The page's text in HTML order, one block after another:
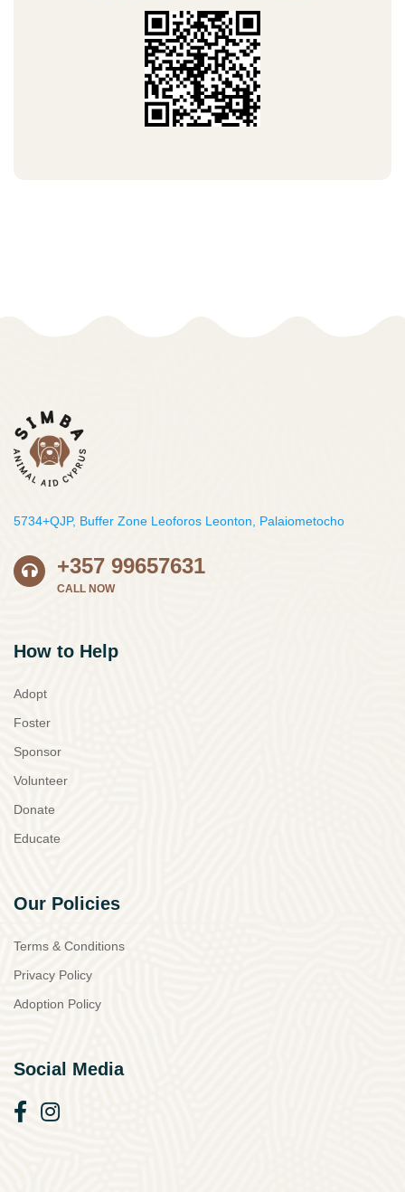
5734+QJP, Buffer Zone Leoforos Leonton, Palaiometocho
+357 99657631
CALL NOW
How to Help
Adopt
Foster
Sponsor
Volunteer
Donate
Educate
Our Policies
Terms & Conditions
Privacy Policy
Adoption Policy
Social Media